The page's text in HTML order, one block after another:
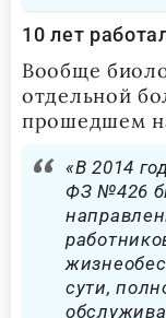
10 лет
Вообще
отдельной
прошедшем
«В 2014
ФЗ №426
сути,